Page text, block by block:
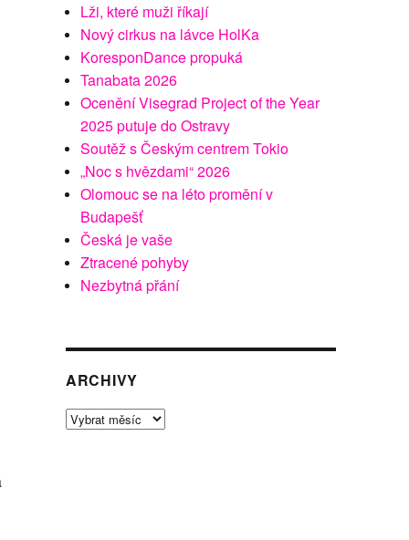
Lži, které muži říkají
Nový cirkus na lávce HolKa
KoresponDance propuká
Tanabata 2026
Ocenění Visegrad Project of the Year
2025 putuje do Ostravy
Soutěž s Českým centrem Tokio
„Noc s hvězdami“ 2026
Olomouc se na léto promění v
Budapešť
Česká je vaše
Ztracené pohyby
Nezbytná přání
ARCHIVY
Archivy